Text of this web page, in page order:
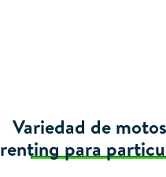
Variedad de
renting para